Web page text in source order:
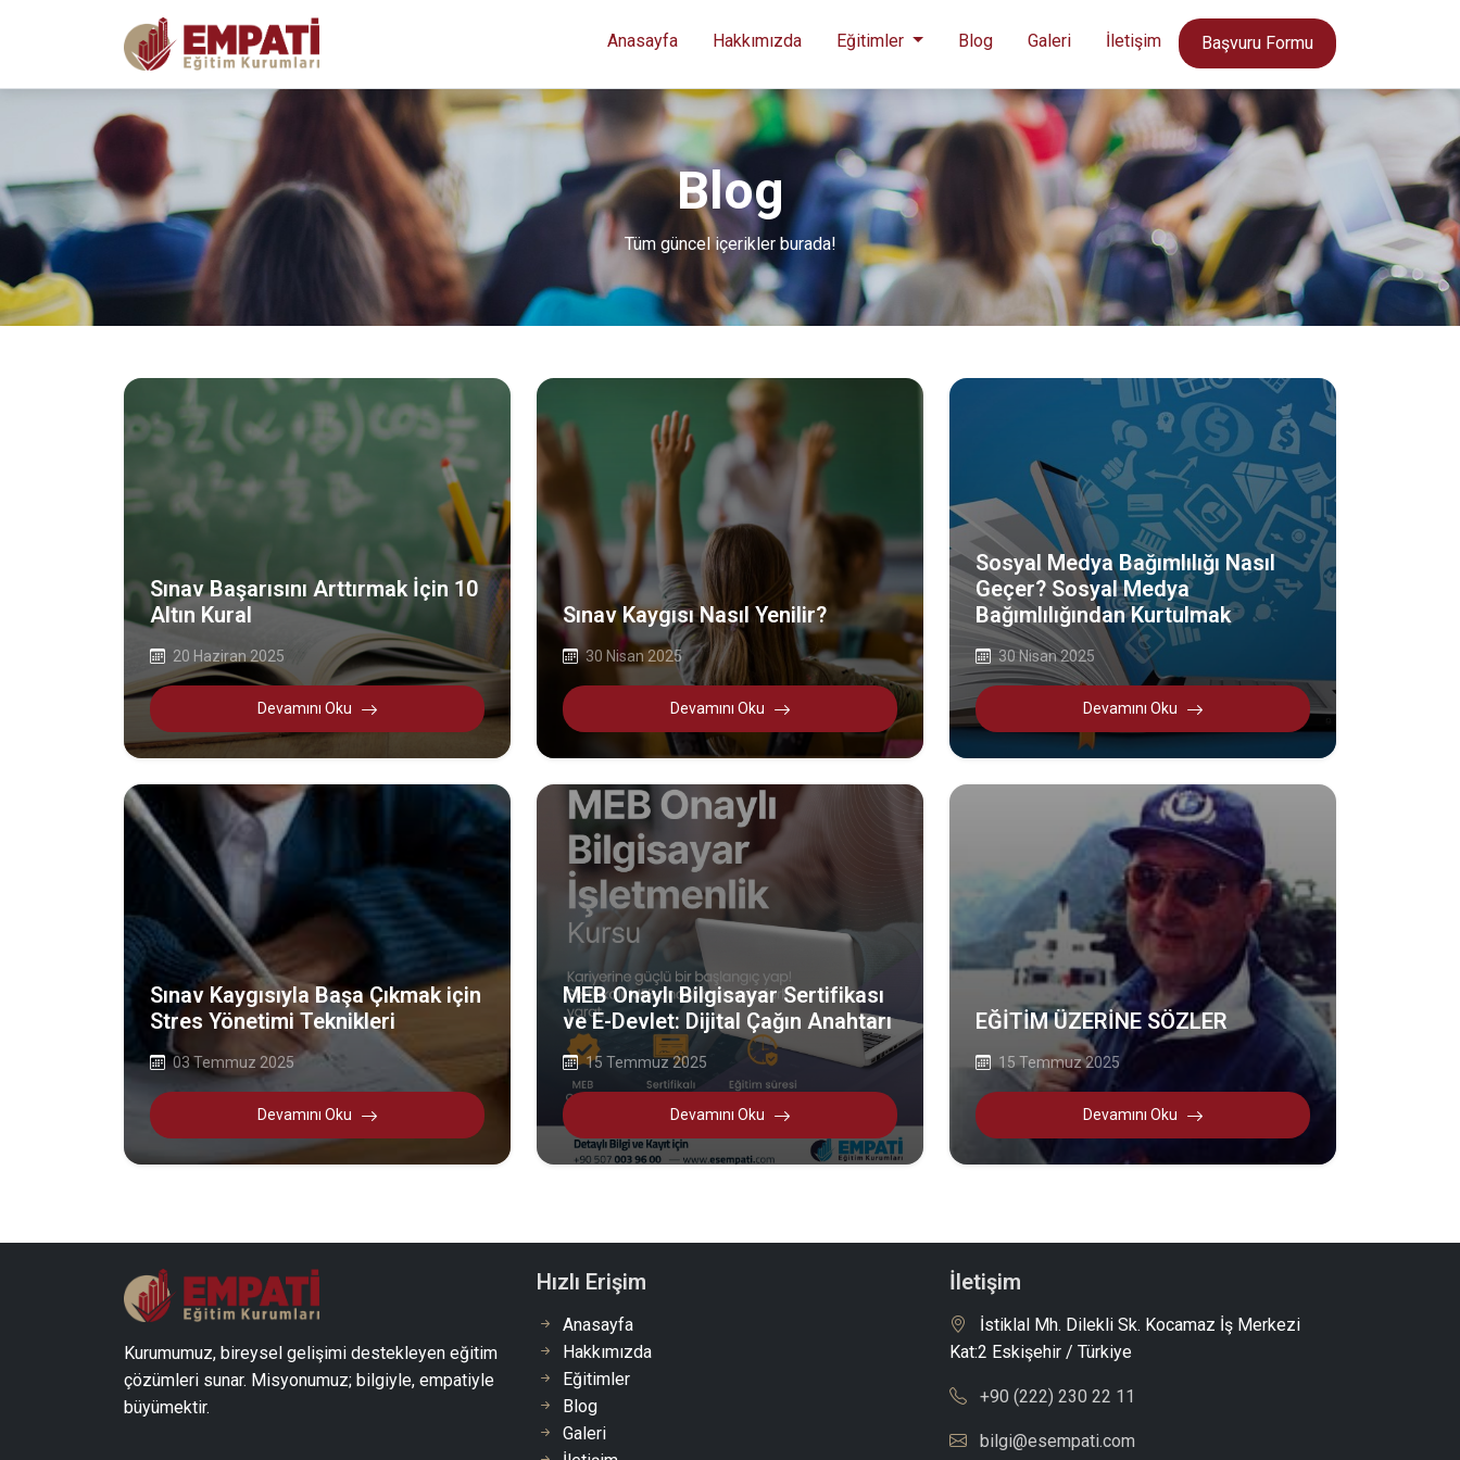
Anasayfa Hakkımızda Eğitimler Blog Galeri İletişim Başvuru Formu
Blog
Tüm güncel içerikler burada!
Sınav Başarısını Arttırmak İçin 10
Altın Kural
20 Haziran 2025
Devamını Oku
Sınav Kaygısı Nasıl Yenilir?
30 Nisan 2025
Devamını Oku
Sosyal Medya Bağımlılığı Nasıl
Geçer? Sosyal Medya
Bağımlılığından Kurtulmak
30 Nisan 2025
Devamını Oku
Sınav Kaygısıyla Başa Çıkmak için
Stres Yönetimi Teknikleri
03 Temmuz 2025
Devamını Oku
MEB Onaylı Bilgisayar Sertifikası
ve E-Devlet: Dijital Çağın Anahtarı
15 Temmuz 2025
Devamını Oku
EĞİTİM ÜZERİNE SÖZLER
15 Temmuz 2025
Devamını Oku
Kurumumuz, bireysel gelişimi destekleyen eğitim
çözümleri sunar. Misyonumuz; bilgiyle, empatiyle
büyümektir.
Hızlı Erişim
Anasayfa
Hakkımızda
Eğitimler
Blog
Galeri
İletişim
İstiklal Mh. Dilekli Sk. Kocamaz İş Merkezi
Kat:2 Eskişehir / Türkiye
+90 (222) 230 22 11
bilgi@esempati.com